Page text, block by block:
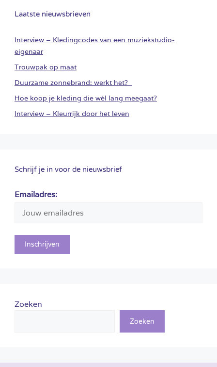
Laatste nieuwsbrieven
Interview – Kledingcodes van een muziekstudio-
eigenaar
Trouwpak op maat
Duurzame zonnebrand: werkt het?
Hoe koop je kleding die wél lang meegaat?
Interview – Kleurrijk door het leven
Schrijf je in voor de nieuwsbrief
Emailadres:
Zoeken
Zoeken